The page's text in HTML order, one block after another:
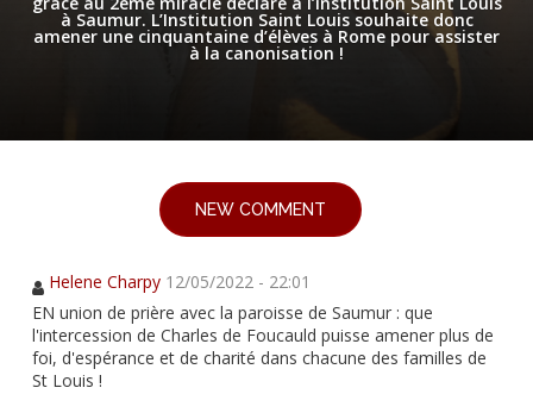
à Saumur. L’Institution Saint Louis souhaite donc
amener une cinquantaine d’élèves à Rome pour assister
à la canonisation !
NEW COMMENT
Helene Charpy 12/05/2022 - 22:01
EN union de prière avec la paroisse de Saumur : que
l'intercession de Charles de Foucauld puisse amener plus de
foi, d'espérance et de charité dans chacune des familles de
St Louis !